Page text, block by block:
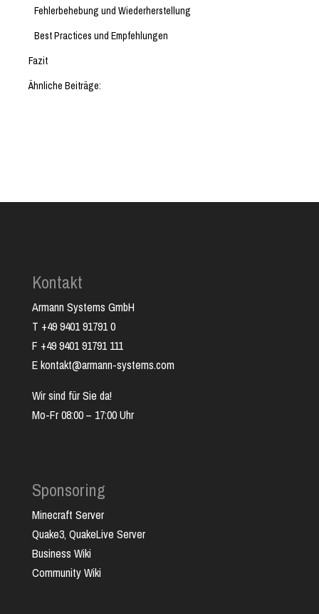
Fehlerbehebung und Wiederherstellung
Best Practices und Empfehlungen
Fazit
Ähnliche Beiträge:
Kontakt
Armann Systems GmbH
T +49 9401 91791 0
F +49 9401 91791 111
E kontakt@armann-systems.com
Wir sind für Sie da!
Mo-Fr 08:00 – 17:00 Uhr
Sponsoring
Minecraft Server
Quake3, QuakeLive Server
Business Wiki
Community Wiki